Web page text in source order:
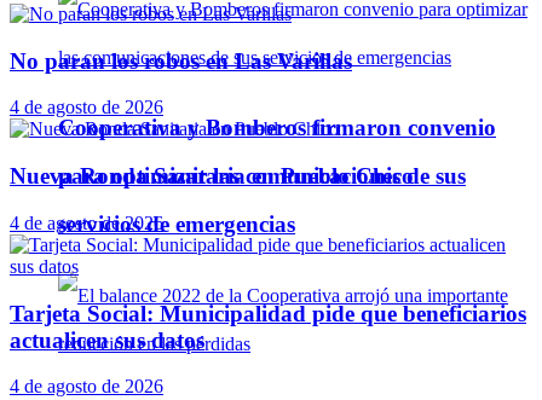
Cooperativa y Bomberos firmaron convenio
para optimizar las comunicaciones de sus
servicios de emergencias
No paran los robos en Las Varillas
4 de agosto de 2026
Nueva Ronda Sanitaria en Pueblo Chico
4 de agosto de 2026
Tarjeta Social: Municipalidad pide que beneficiarios
actualicen sus datos
4 de agosto de 2026